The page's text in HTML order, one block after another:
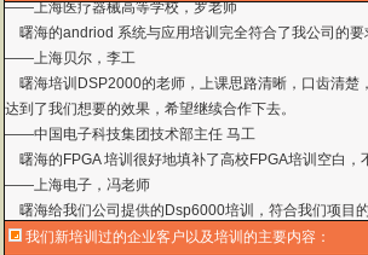
——上海贝尔，李工
曙海培训DSP2000的老师，上课思路清晰，口齿清楚
达到了我们想要的效果，希望继续合作下去。
——中国电子科技集团技术部主任 马工
曙海的FPGA 培训很好地填补了高校FPGA培训空白，
——上海电子，冯老师
曙海给我们公司提供的Dsp6000培训，符合我们项目
——公安部第三研究所，项目部负责人李先生
MTK培训-我在网上找了很久，就是找不到。在曙海居
——台湾双扬科技，研发处经理，杨先生
我们新培训过的企业客户以及培训的主要内容：